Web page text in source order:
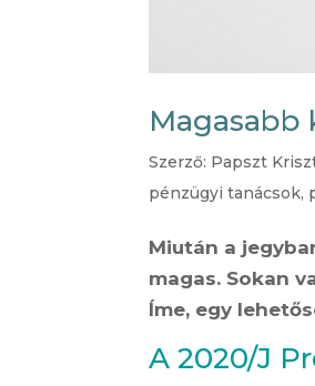
Magasabb
Szerző: Papszt
pénzügyi tanácsok,
Miután a
magas. Sokan
Íme, egy
A 2020/J